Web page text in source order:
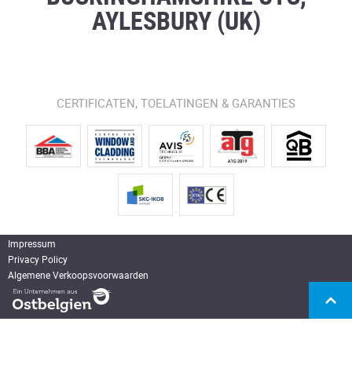
AYLESBURY (UK)
CERTIFICATEN, TOELATINGEN & GARANTIES
Impressum
Privacy Policy
Algemene Verkoopsvoorwaarden